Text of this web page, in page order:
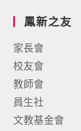
鳳新之友
家長會
校友會
教師會
員生社
文教基金會